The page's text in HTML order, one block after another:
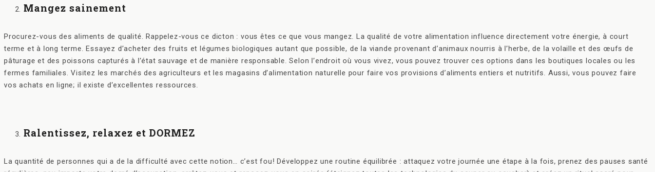
Mangez sainement
Procurez-vous des aliments de qualité. Rappelez-vous ce dicton : vous êtes ce que vous mangez. La qualité de votre alimentation influence directement votre énergie, à court
terme et à long terme. Essayez d’acheter des fruits et légumes biologiques autant que possible, de la viande provenant d’animaux nourris à l’herbe, de la volaille et des œufs de
pâturage et des poissons capturés à l’état sauvage et de manière responsable. Selon l’endroit où vous vivez, vous pouvez trouver ces options dans les boutiques locales ou les
fermes familiales. Visitez les marchés des agriculteurs et les magasins d’alimentation naturelle pour faire vos provisions d’aliments entiers et nutritifs. Aussi, vous pouvez faire
vos achats en ligne; il existe d’excellentes ressources.
Ralentissez, relaxez et DORMEZ
La quantité de personnes qui a de la difficulté avec cette notion… c’est fou! Développez une routine équilibrée : attaquez votre journée une étape à la fois, prenez des pauses santé